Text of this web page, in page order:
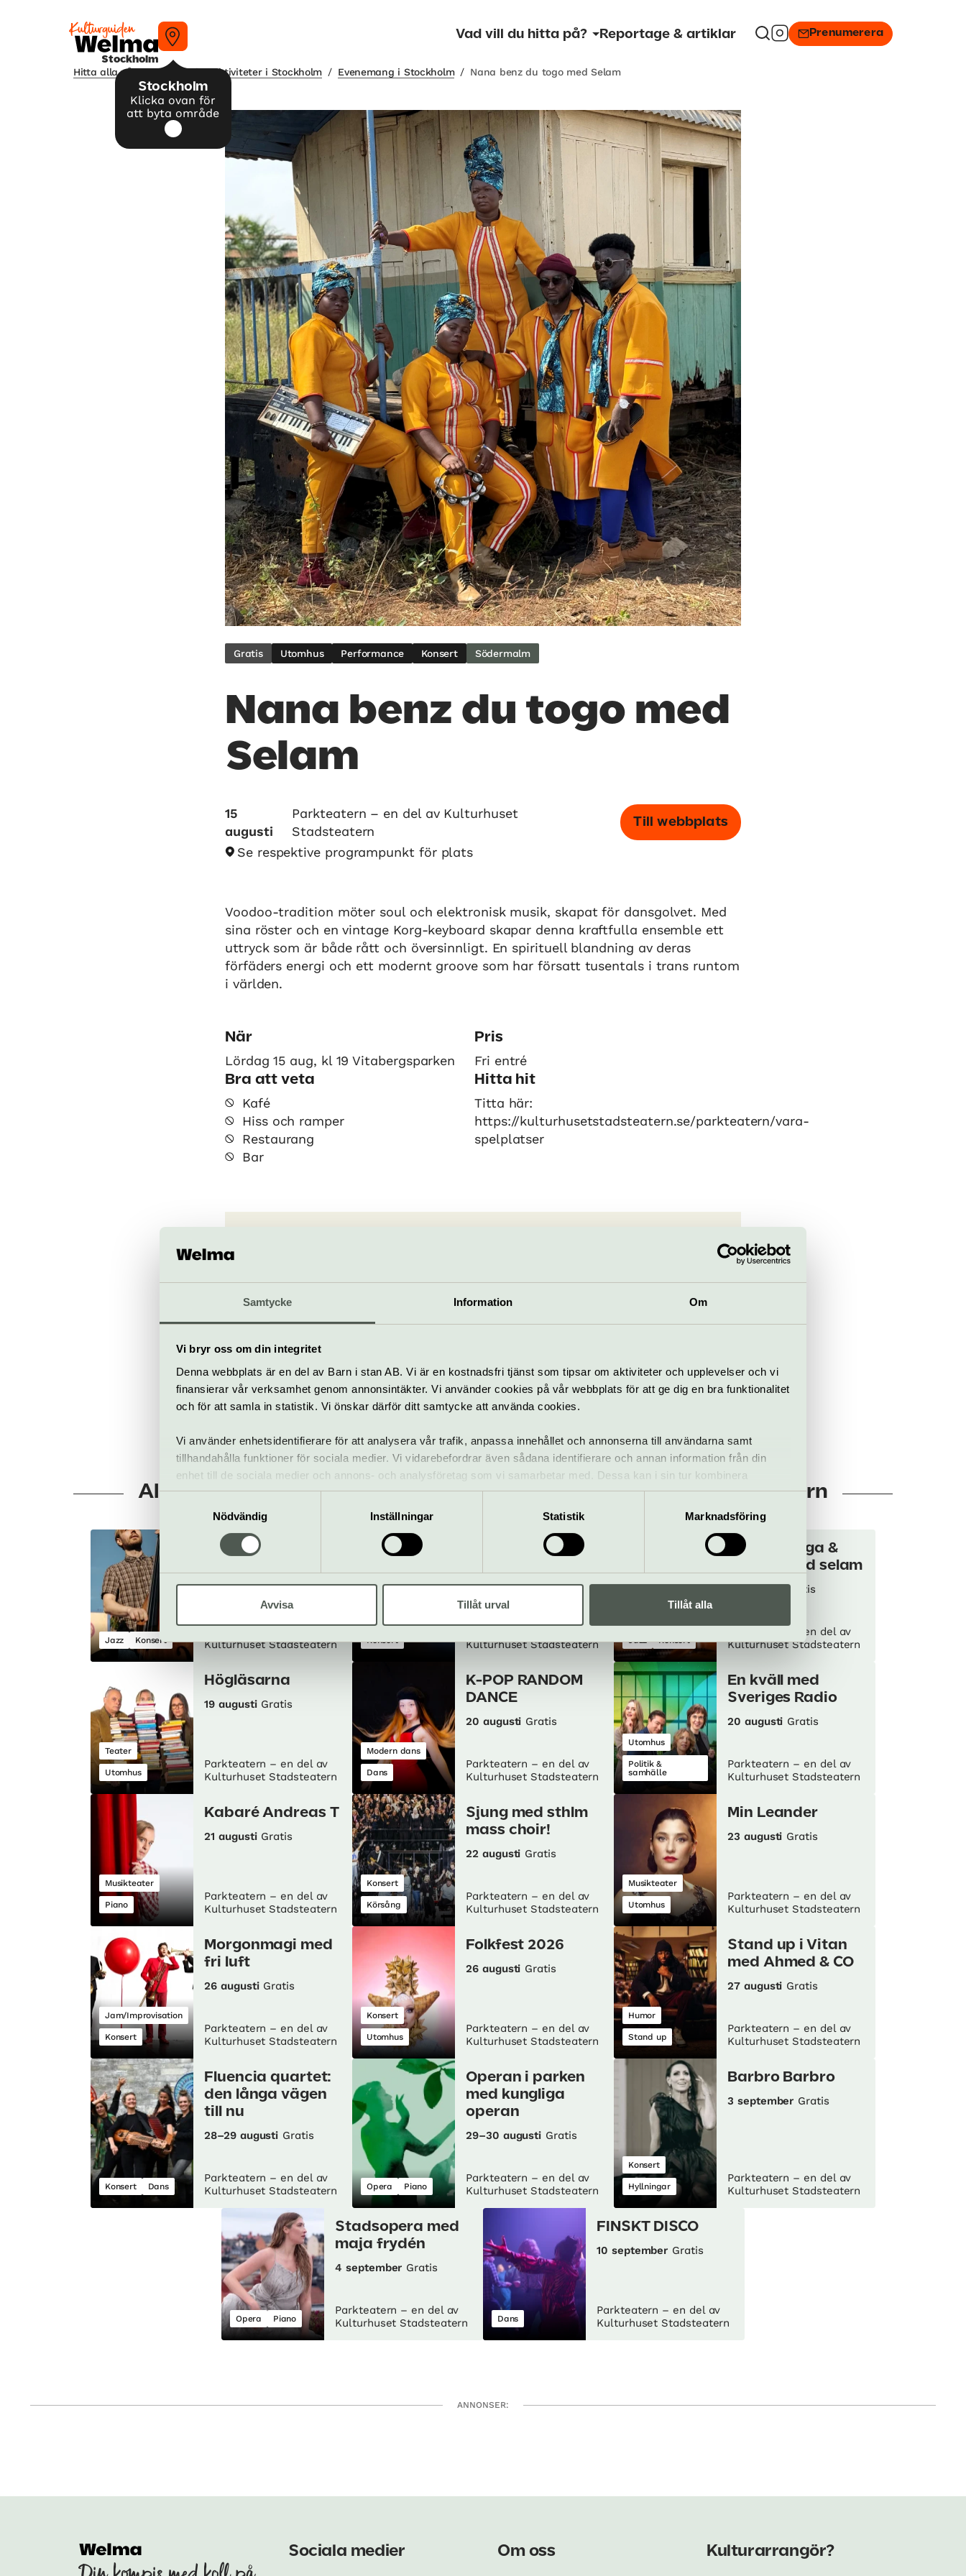
Samtycke Information Om
Vi bryr oss om din integritet
Denna webbplats är en del av Barn i stan AB. Vi är en kostnadsfri tjänst som tipsar om aktiviteter och upplevelser och vi
finansierar vår verksamhet genom annonsintäkter. Vi använder cookies på vår webbplats för att ge dig en bra funktionalitet
och för att samla in statistik. Vi önskar därför ditt samtycke att använda cookies.
Vi använder enhetsidentifierare för att analysera vår trafik, anpassa innehållet och annonserna till användarna samt
tillhandahålla funktioner för sociala medier. Vi vidarebefordrar även sådana identifierare och annan information från din
enhet till de sociala medier och annons- och analysföretag som vi samarbetar med. Dessa kan i sin tur kombinera
informationen med annan information som du har tillhandahållit eller som de har samlat in när du har använt deras tjänster.
Nödvändig
Inställningar Statistik Marknadsföring
Avvisa Tillåt urval Tillåt alla
Stockholm
Stockholm
Klicka ovan för
att byta område
Vad vill du hitta på? Reportage & artiklar Prenumerera
Hitta alla våra tips på kulturaktiviteter i Stockholm / Evenemang i Stockholm / Nana benz du togo med Selam
Gratis Utomhus Performance Konsert Södermalm
Nana benz du togo med
Selam
15
augusti
Parkteatern – en del av Kulturhuset
Stadsteatern
Se respektive programpunkt för plats
Till webbplats
Voodoo-tradition möter soul och elektronisk musik, skapat för dansgolvet. Med
sina röster och en vintage Korg-keyboard skapar denna kraftfulla ensemble ett
uttryck som är både rått och översinnligt. En spirituell blandning av deras
förfäders energi och ett modernt groove som har försatt tusentals i trans runtom
i världen.
När
Lördag 15 aug, kl 19 Vitabergsparken
Pris
Fri entré
Bra att veta
Kafé
Hiss och ramper
Restaurang
Bar
Hitta hit
Titta här:
https://kulturhusetstadsteatern.se/parkteatern/vara-
spelplatser
plats
kulturhusetstadsteatern.se/parkteatern
Allt som händer – Parkteatern – en del av Kulturhuset Stadsteatern
Jazz Konsert
Ibsen trio
7 augusti Gratis
Kulturhuset Stadsteatern
Konsert
Livgardets
14–28 augusti Gratis
Kulturhuset Stadsteatern
Jazz Konsert
Samuel yirga &
friends med selam
Gratis
Parkteatern – en del av
Kulturhuset Stadsteatern
Teater
Utomhus
Högläsarna
19 augusti Gratis
Parkteatern – en del av
Kulturhuset Stadsteatern
Modern dans
Dans
K-POP RANDOM
DANCE
20 augusti Gratis
Parkteatern – en del av
Kulturhuset Stadsteatern
Utomhus
Politik &
samhälle
En kväll med
Sveriges Radio
20 augusti Gratis
Parkteatern – en del av
Kulturhuset Stadsteatern
Musikteater
Piano
Kabaré Andreas T
21 augusti Gratis
Parkteatern – en del av
Kulturhuset Stadsteatern
Konsert
Körsång
Sjung med sthlm
mass choir!
22 augusti Gratis
Parkteatern – en del av
Kulturhuset Stadsteatern
Musikteater
Utomhus
Min Leander
23 augusti Gratis
Parkteatern – en del av
Kulturhuset Stadsteatern
Jam/Improvisation
Konsert
Morgonmagi med
fri luft
26 augusti Gratis
Parkteatern – en del av
Kulturhuset Stadsteatern
Konsert
Utomhus
Folkfest 2026
26 augusti Gratis
Parkteatern – en del av
Kulturhuset Stadsteatern
Humor
Stand up
Stand up i Vitan
med Ahmed & CO
27 augusti Gratis
Parkteatern – en del av
Kulturhuset Stadsteatern
Konsert Dans
Fluencia quartet:
den långa vägen
till nu
28–29 augusti Gratis
Parkteatern – en del av
Kulturhuset Stadsteatern
Opera Piano
Operan i parken
med kungliga
operan
29–30 augusti Gratis
Parkteatern – en del av
Kulturhuset Stadsteatern
Konsert
Hyllningar
Barbro Barbro
3 september Gratis
Parkteatern – en del av
Kulturhuset Stadsteatern
Opera Piano
Stadsopera med
maja frydén
4 september Gratis
Parkteatern – en del av
Kulturhuset Stadsteatern
Dans
FINSKT DISCO
10 september Gratis
Parkteatern – en del av
Kulturhuset Stadsteatern
ANNONSER:
Sociala medier Om oss Kulturarrangör?